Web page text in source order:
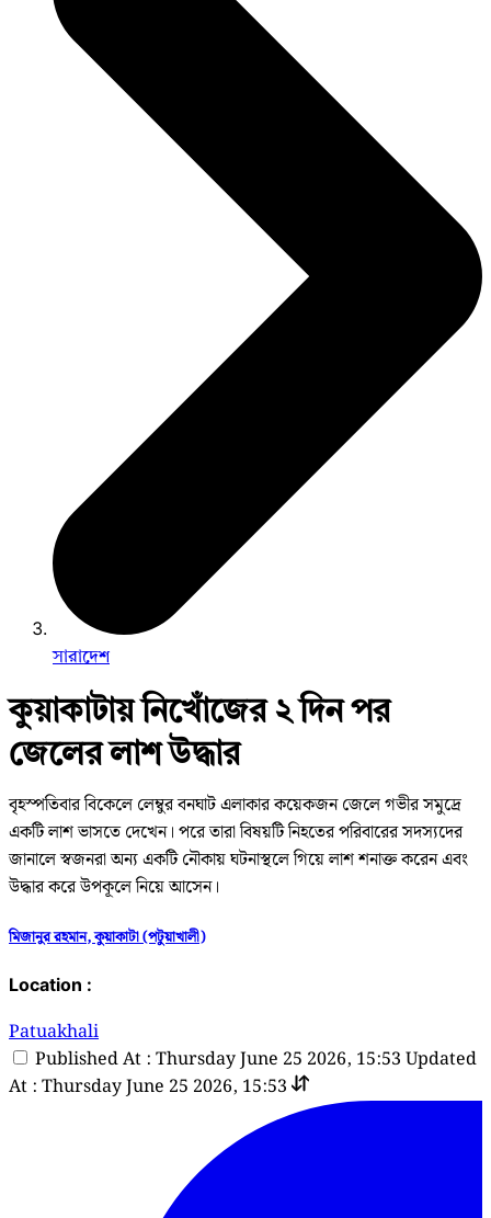
সারাদেশ
কুয়াকাটায় নিখোঁজের ২ দিন পর
জেলের লাশ উদ্ধার
বৃহস্পতিবার বিকেলে লেম্বুর বনঘাট এলাকার কয়েকজন জেলে গভীর সমুদ্রে
একটি লাশ ভাসতে দেখেন। পরে তারা বিষয়টি নিহতের পরিবারের সদস্যদের
জানালে স্বজনরা অন্য একটি নৌকায় ঘটনাস্থলে গিয়ে লাশ শনাক্ত করেন এবং
উদ্ধার করে উপকূলে নিয়ে আসেন।
মিজানুর রহমান, কুয়াকাটা (পটুয়াখালী)
Location :
Patuakhali
Published At : Thursday June 25 2026, 15:53 Updated
At : Thursday June 25 2026, 15:53